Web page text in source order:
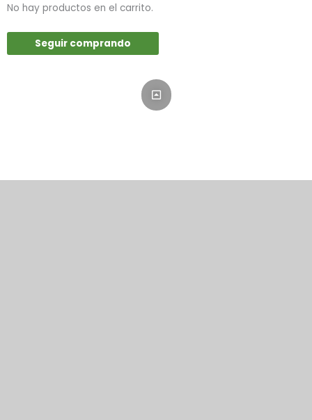
No hay productos en el carrito.
Seguir comprando